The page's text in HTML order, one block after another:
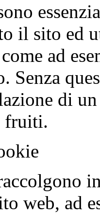
il sito ed
ad
Senza
di
fruiti.
web, ad